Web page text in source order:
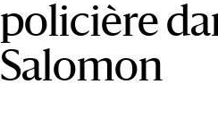
policière
Salomon